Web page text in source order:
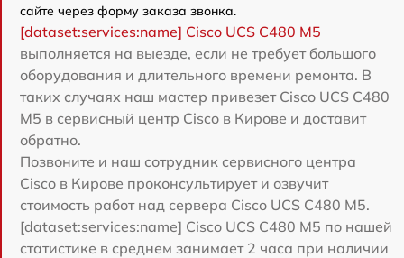
сайте через форму заказа звонка.
[dataset:services:name] Cisco UCS C480 M5
выполняется на выезде, если не требует большого
оборудования и длительного времени ремонта. В
таких случаях наш мастер привезет Cisco UCS C480
M5 в сервисный центр Cisco в Кирове и доставит
обратно.
Позвоните и наш сотрудник сервисного центра
Cisco в Кирове проконсультирует и озвучит
стоимость работ над сервера Cisco UCS C480 M5.
[dataset:services:name] Cisco UCS C480 M5 по нашей
статистике в среднем занимает 2 часа при наличии